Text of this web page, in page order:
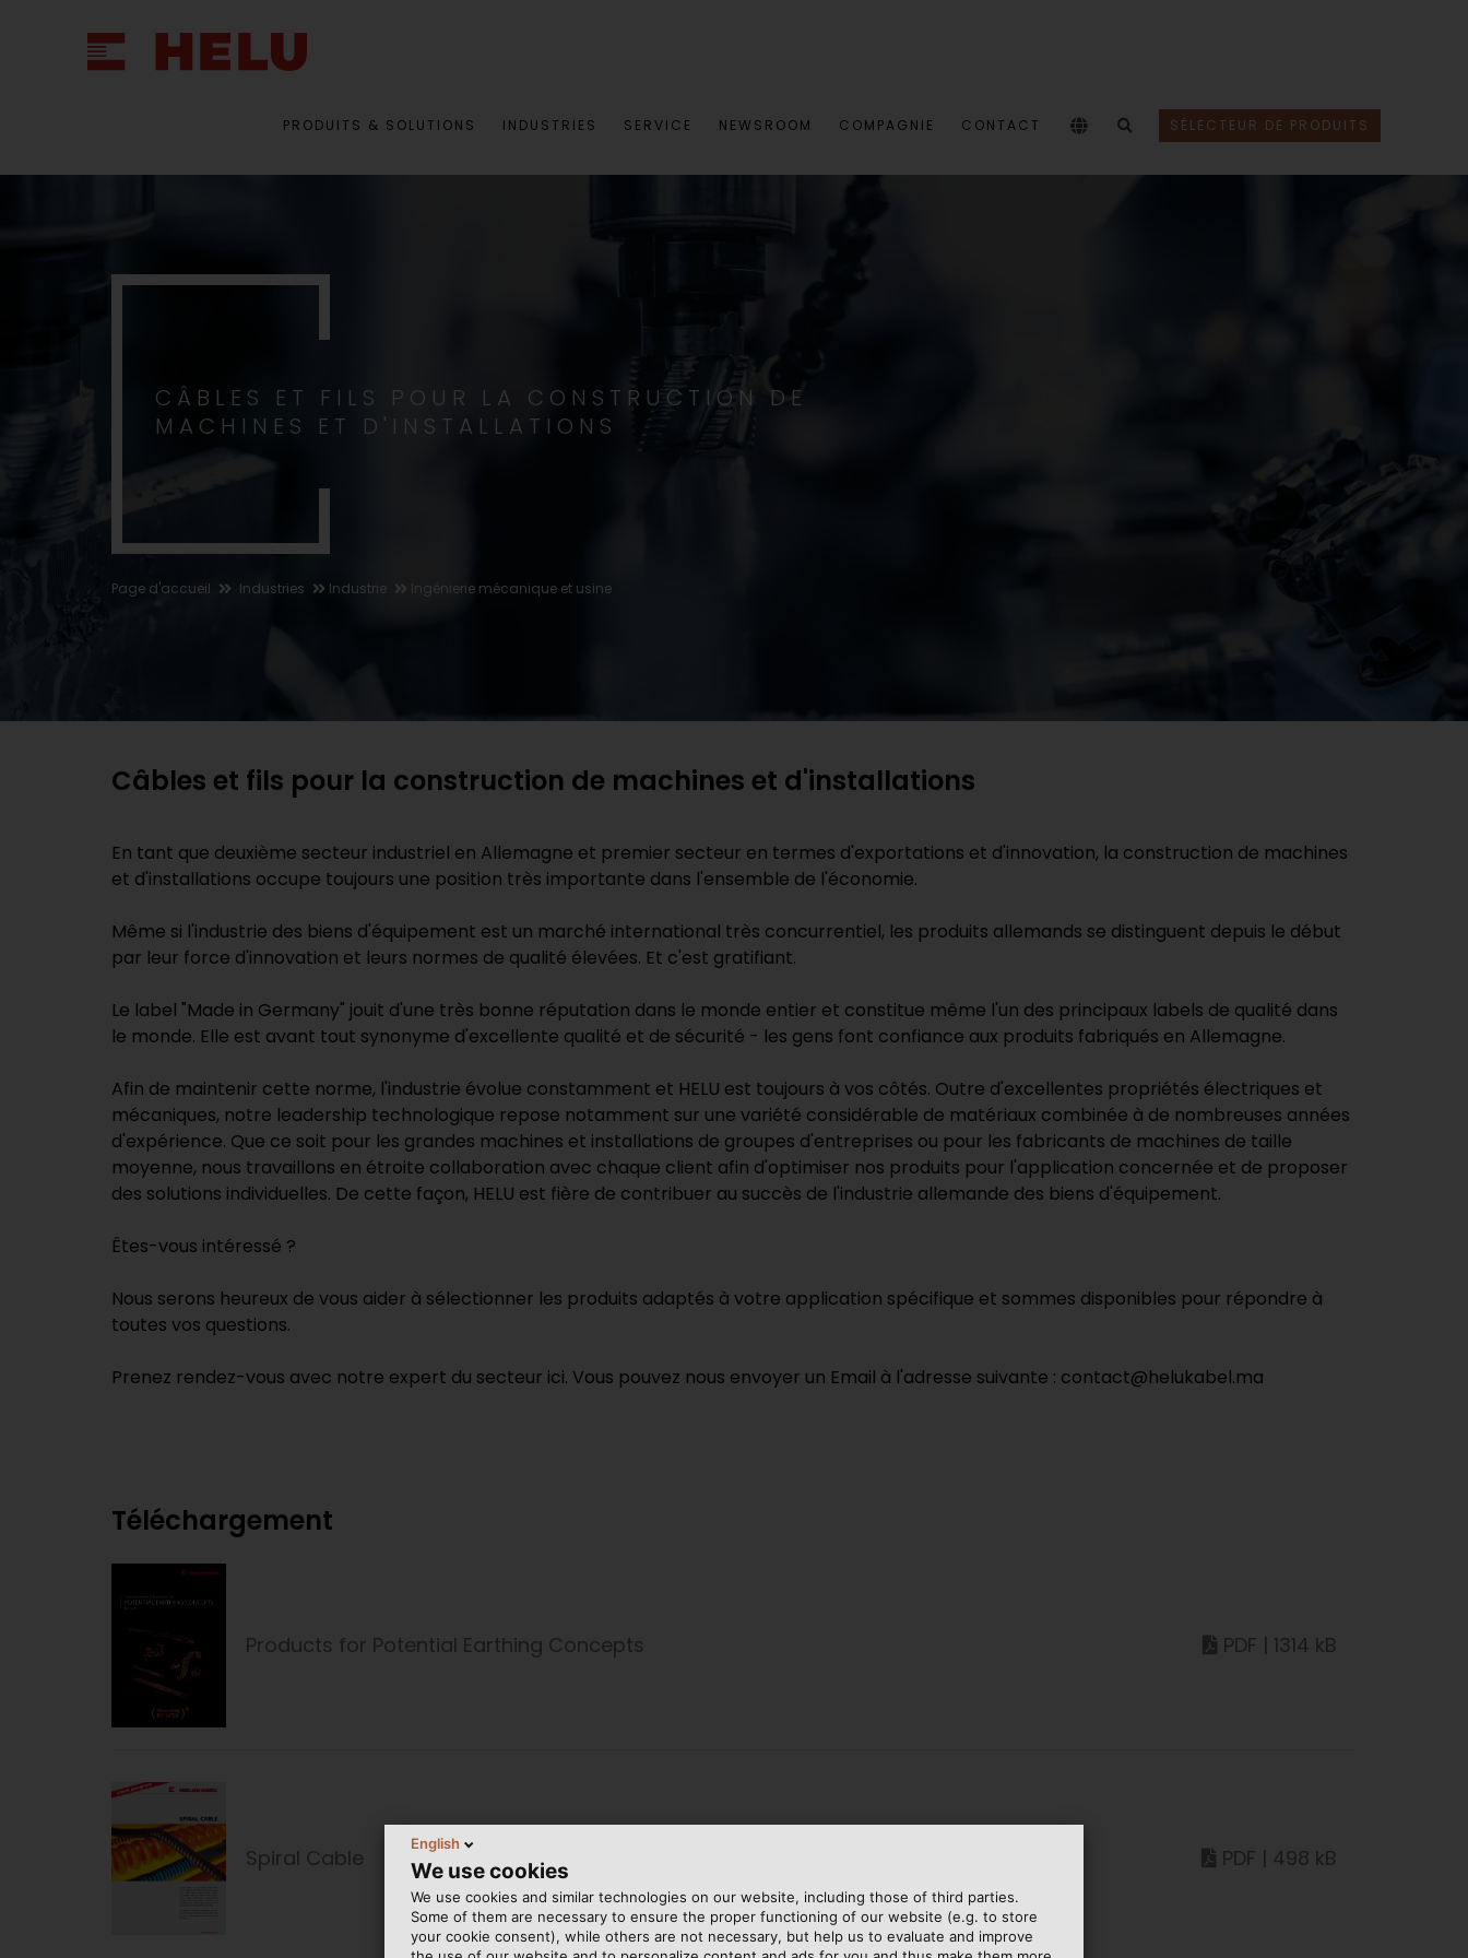
PRODUITS & SOLUTIONS INDUSTRIES SERVICE NEWSROOM COMPAGNIE CONTACT SÉLECTEUR DE PRODUITS
CÂBLES ET FILS POUR LA CONSTRUCTION DE
MACHINES ET D'INSTALLATIONS
Page d'accueil Industries Industrie Ingénierie mécanique et usine
Câbles et fils pour la construction de machines et d'installations
En tant que deuxième secteur industriel en Allemagne et premier secteur en termes d'exportations et d'innovation, la construction de machines
et d'installations occupe toujours une position très importante dans l'ensemble de l'économie.
Même si l'industrie des biens d'équipement est un marché international très concurrentiel, les produits allemands se distinguent depuis le début
par leur force d'innovation et leurs normes de qualité élevées. Et c'est gratifiant.
Le label "Made in Germany" jouit d'une très bonne réputation dans le monde entier et constitue même l'un des principaux labels de qualité dans
le monde. Elle est avant tout synonyme d'excellente qualité et de sécurité - les gens font confiance aux produits fabriqués en Allemagne.
Afin de maintenir cette norme, l'industrie évolue constamment et HELU est toujours à vos côtés. Outre d'excellentes propriétés électriques et
mécaniques, notre leadership technologique repose notamment sur une variété considérable de matériaux combinée à de nombreuses années
d'expérience. Que ce soit pour les grandes machines et installations de groupes d'entreprises ou pour les fabricants de machines de taille
moyenne, nous travaillons en étroite collaboration avec chaque client afin d'optimiser nos produits pour l'application concernée et de proposer
des solutions individuelles. De cette façon, HELU est fière de contribuer au succès de l'industrie allemande des biens d'équipement.
Êtes-vous intéressé ?
Nous serons heureux de vous aider à sélectionner les produits adaptés à votre application spécifique et sommes disponibles pour répondre à
toutes vos questions.
Prenez rendez-vous avec notre expert du secteur ici. Vous pouvez nous envoyer un Email à l'adresse suivante : contact@helukabel.ma
Téléchargement
Products for Potential Earthing Concepts PDF | 1314 kB
Spiral Cable PDF | 498 kB
English
We use cookies
We use cookies and similar technologies on our website, including those of third parties.
Some of them are necessary to ensure the proper functioning of our website (e.g. to store
your cookie consent), while others are not necessary, but help us to evaluate and improve